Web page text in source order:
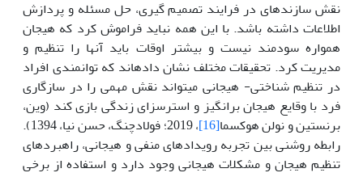
نقش سازنده­ای در فرایند تصمیم گیری، حل مسئله و پردازش
اطلاعات داشته باشد. با این همه نباید فراموش کرد که هیجان
همواره سودمند نیست و بیشتر اوقات باید آنها را تنظیم و
مدیریت کرد. تحقیقات مختلف نشان داده­اند که توانمندی افراد
در تنظیم شناختی- هیجانی می­تواند نقش مهمی را در سازگاری
فرد با وقایع هیجان برانگیز و استرس­زای زندگی بازی کند (وین،
برنستین و نولن هوکسما[16]
، 2019؛ فولادچنگ، حسن نیا، 1394).
رابطه روشنی بین تجربه رویدادهای منفی و هیجانی، راهبردهای
تنظیم هیجان و مشکلات هیجانی وجود دارد و استفاده از برخی